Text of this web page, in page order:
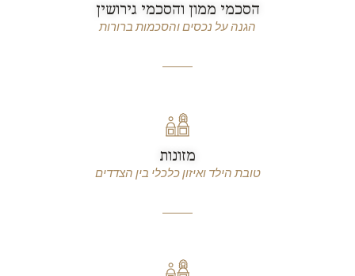
הסכמי ממון והסכמי גירושין
הגנה על נכסים והסכמות ברורות
מזונות
טובת הילד ואיזון כלכלי בין הצדדים